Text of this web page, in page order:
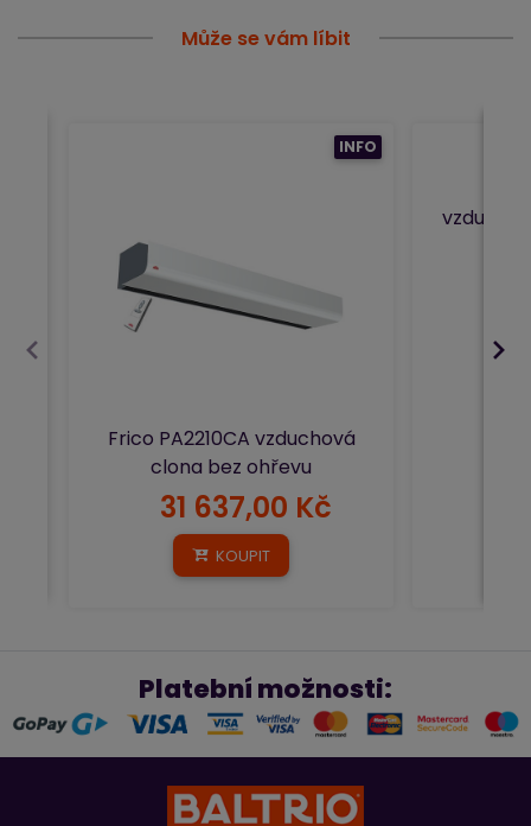
Může se vám líbit
INFO
Frico PA2210CA vzduchová
clona bez ohřevu
31 637,00 Kč
KOUPIT
Platební možnosti: